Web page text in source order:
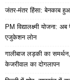
जंतर-मंतर हिंसा: बेनकाब
PM विद्यालक्ष्मी योजना:
एजुकेशन लोन
गालीबाज लड़की का
केजरीवाल का दोगलापन